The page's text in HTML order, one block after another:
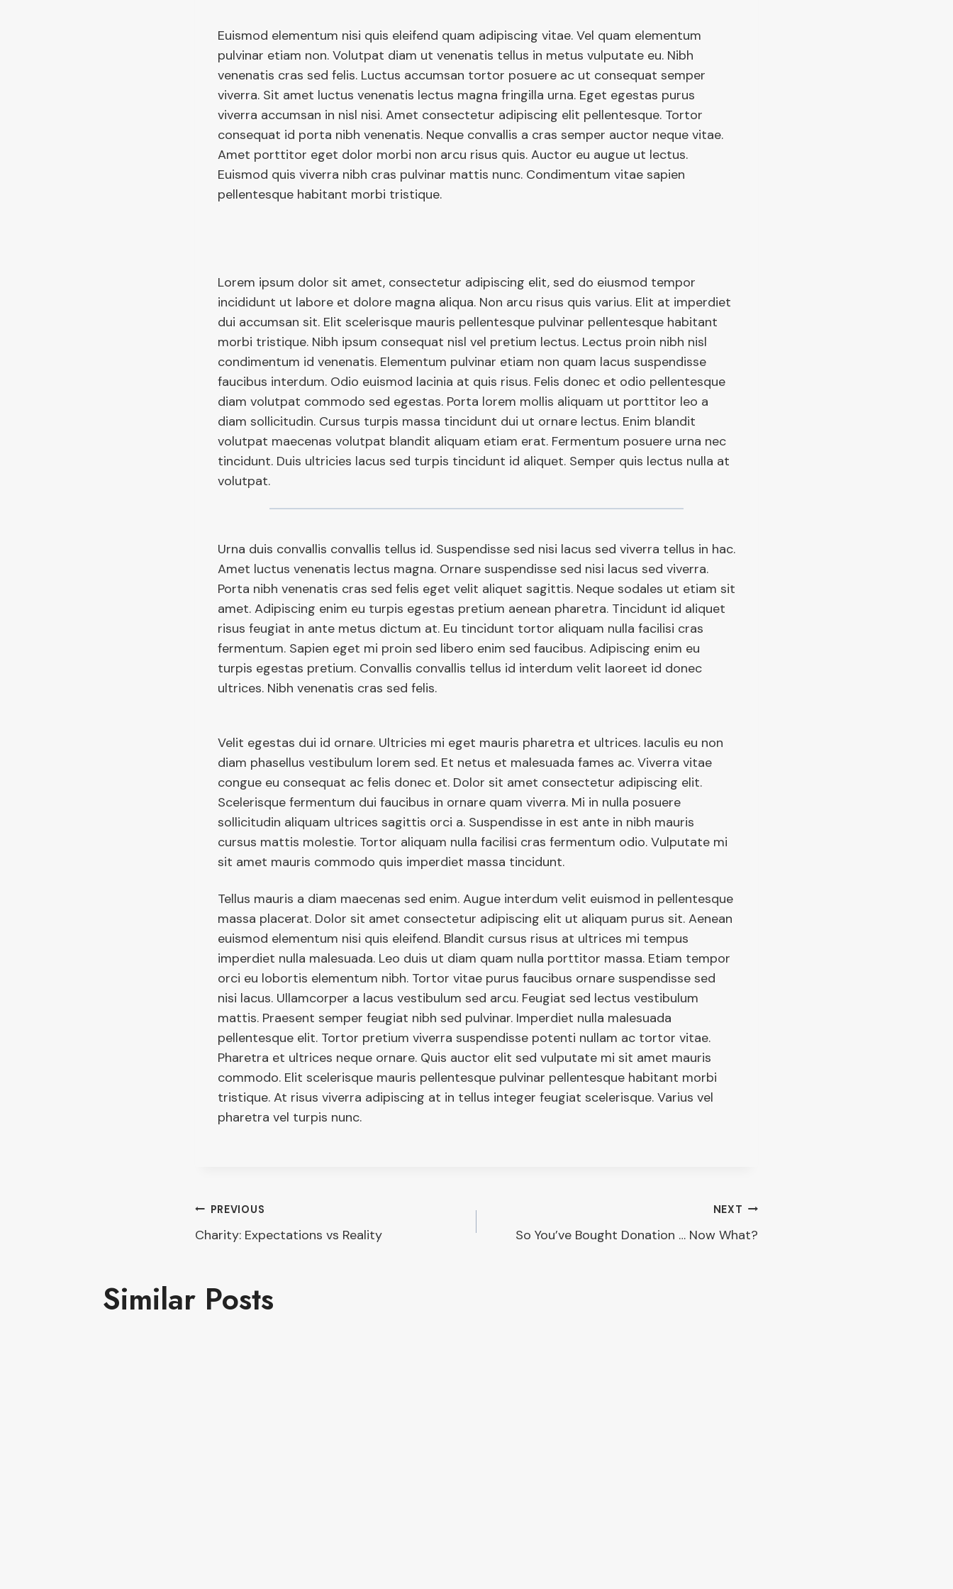
Euismod elementum nisi quis eleifend quam adipiscing vitae. Vel quam elementum
pulvinar etiam non. Volutpat diam ut venenatis tellus in metus vulputate eu. Nibh
venenatis cras sed felis. Luctus accumsan tortor posuere ac ut consequat semper
viverra. Sit amet luctus venenatis lectus magna fringilla urna. Eget egestas purus
viverra accumsan in nisl nisi. Amet consectetur adipiscing elit pellentesque. Tortor
consequat id porta nibh venenatis. Neque convallis a cras semper auctor neque vitae.
Amet porttitor eget dolor morbi non arcu risus quis. Auctor eu augue ut lectus.
Euismod quis viverra nibh cras pulvinar mattis nunc. Condimentum vitae sapien
pellentesque habitant morbi tristique.
Lorem ipsum dolor sit amet, consectetur adipiscing elit, sed do eiusmod tempor
incididunt ut labore et dolore magna aliqua. Non arcu risus quis varius. Elit at imperdiet
dui accumsan sit. Elit scelerisque mauris pellentesque pulvinar pellentesque habitant
morbi tristique. Nibh ipsum consequat nisl vel pretium lectus. Lectus proin nibh nisl
condimentum id venenatis. Elementum pulvinar etiam non quam lacus suspendisse
faucibus interdum. Odio euismod lacinia at quis risus. Felis donec et odio pellentesque
diam volutpat commodo sed egestas. Porta lorem mollis aliquam ut porttitor leo a
diam sollicitudin. Cursus turpis massa tincidunt dui ut ornare lectus. Enim blandit
volutpat maecenas volutpat blandit aliquam etiam erat. Fermentum posuere urna nec
tincidunt. Duis ultricies lacus sed turpis tincidunt id aliquet. Semper quis lectus nulla at
volutpat.
Urna duis convallis convallis tellus id. Suspendisse sed nisi lacus sed viverra tellus in hac.
Amet luctus venenatis lectus magna. Ornare suspendisse sed nisi lacus sed viverra.
Porta nibh venenatis cras sed felis eget velit aliquet sagittis. Neque sodales ut etiam sit
amet. Adipiscing enim eu turpis egestas pretium aenean pharetra. Tincidunt id aliquet
risus feugiat in ante metus dictum at. Eu tincidunt tortor aliquam nulla facilisi cras
fermentum. Sapien eget mi proin sed libero enim sed faucibus. Adipiscing enim eu
turpis egestas pretium. Convallis convallis tellus id interdum velit laoreet id donec
ultrices. Nibh venenatis cras sed felis.
Velit egestas dui id ornare. Ultricies mi eget mauris pharetra et ultrices. Iaculis eu non
diam phasellus vestibulum lorem sed. Et netus et malesuada fames ac. Viverra vitae
congue eu consequat ac felis donec et. Dolor sit amet consectetur adipiscing elit.
Scelerisque fermentum dui faucibus in ornare quam viverra. Mi in nulla posuere
sollicitudin aliquam ultrices sagittis orci a. Suspendisse in est ante in nibh mauris
cursus mattis molestie. Tortor aliquam nulla facilisi cras fermentum odio. Vulputate mi
sit amet mauris commodo quis imperdiet massa tincidunt.
Tellus mauris a diam maecenas sed enim. Augue interdum velit euismod in pellentesque
massa placerat. Dolor sit amet consectetur adipiscing elit ut aliquam purus sit. Aenean
euismod elementum nisi quis eleifend. Blandit cursus risus at ultrices mi tempus
imperdiet nulla malesuada. Leo duis ut diam quam nulla porttitor massa. Etiam tempor
orci eu lobortis elementum nibh. Tortor vitae purus faucibus ornare suspendisse sed
nisi lacus. Ullamcorper a lacus vestibulum sed arcu. Feugiat sed lectus vestibulum
mattis. Praesent semper feugiat nibh sed pulvinar. Imperdiet nulla malesuada
pellentesque elit. Tortor pretium viverra suspendisse potenti nullam ac tortor vitae.
Pharetra et ultrices neque ornare. Quis auctor elit sed vulputate mi sit amet mauris
commodo. Elit scelerisque mauris pellentesque pulvinar pellentesque habitant morbi
tristique. At risus viverra adipiscing at in tellus integer feugiat scelerisque. Varius vel
pharetra vel turpis nunc.
Post
PREVIOUS
Charity: Expectations vs Reality
NEXT
So You’ve Bought Donation … Now What?
Similar Posts